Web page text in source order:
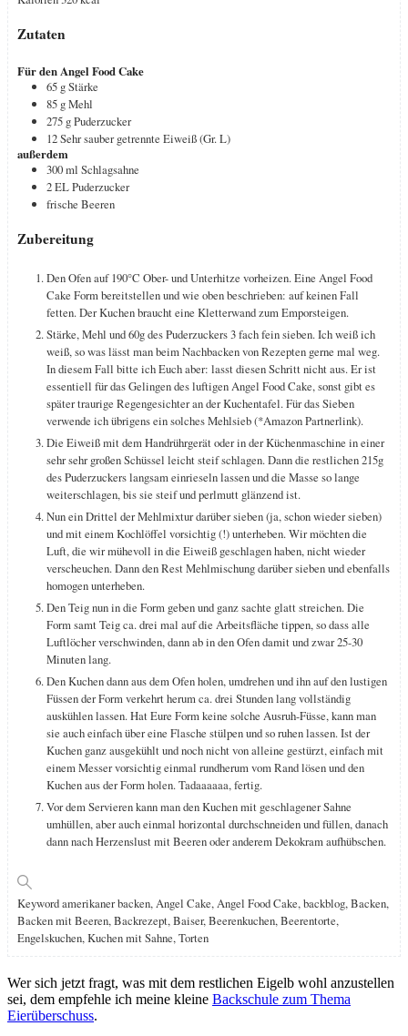
Zutaten
Für den Angel Food Cake
65 gStärke
85 gMehl
275 gPuderzucker
12Sehr sauber getrennte Eiweiß (Gr. L)
außerdem
300ml Schlagsahne
2ELPuderzucker
frische Beeren
Zubereitung
Den Ofen auf 190°C Ober- und Unterhitze vorheizen. Eine Angel Food
Cake Form bereitstellen und wie oben beschrieben: auf keinen Fall
fetten. Der Kuchen braucht eine Kletterwand zum Emporsteigen.
Stärke, Mehl und 60g des Puderzuckers 3 fach fein sieben. Ich weiß ich
weiß, so was lässt man beim Nachbacken von Rezepten gerne mal weg.
In diesem Fall bitte ich Euch aber: lasst diesen Schritt nicht aus. Er ist
essentiell für das Gelingen des luftigen Angel Food Cake, sonst gibt es
später traurige Regengesichter an der Kuchentafel. Für das Sieben
verwende ich übrigens ein solches Mehlsieb (*Amazon Partnerlink).
Die Eiweiß mit dem Handrührgerät oder in der Küchenmaschine in einer
sehr sehr großen Schüssel leicht steif schlagen. Dann die restlichen 215g
des Puderzuckers langsam einrieseln lassen und die Masse so lange
weiterschlagen, bis sie steif und perlmutt glänzend ist.
Nun ein Drittel der Mehlmixtur darüber sieben (ja, schon wieder sieben)
und mit einem Kochlöffel vorsichtig (!) unterheben. Wir möchten die
Luft, die wir mühevoll in die Eiweiß geschlagen haben, nicht wieder
verscheuchen. Dann den Rest Mehlmischung darüber sieben und ebenfalls
homogen unterheben.
Den Teig nun in die Form geben und ganz sachte glatt streichen. Die
Form samt Teig ca. drei mal auf die Arbeitsfläche tippen, so dass alle
Luftlöcher verschwinden, dann ab in den Ofen damit und zwar 25-30
Minuten lang.
Den Kuchen dann aus dem Ofen holen, umdrehen und ihn auf den lustigen
Füssen der Form verkehrt herum ca. drei Stunden lang vollständig
auskühlen lassen. Hat Eure Form keine solche Ausruh-Füsse, kann man
sie auch einfach über eine Flasche stülpen und so ruhen lassen. Ist der
Kuchen ganz ausgekühlt und noch nicht von alleine gestürzt, einfach mit
einem Messer vorsichtig einmal rundherum vom Rand lösen und den
Kuchen aus der Form holen. Tadaaaaaa, fertig.
Vor dem Servieren kann man den Kuchen mit geschlagener Sahne
umhüllen, aber auch einmal horizontal durchschneiden und füllen, danach
dann nach Herzenslust mit Beeren oder anderem Dekokram aufhübschen.
Keywordamerikaner backen, Angel Cake, Angel Food Cake, backblog, Backen,
Backen mit Beeren, Backrezept, Baiser, Beerenkuchen, Beerentorte,
Engelskuchen, Kuchen mit Sahne, Torten
Wer sich jetzt fragt, was mit dem restlichen Eigelb wohl anzustellen
sei, dem empfehle ich meine kleine Backschule zum Thema
Eierüberschuss.